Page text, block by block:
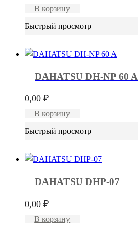
В корзину
Быстрый просмотр
DAHATSU DH-NP 60 A
0,00₽
В корзину
Быстрый просмотр
DAHATSU DHP-07
0,00₽
В корзину